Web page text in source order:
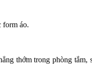
form áo.
thớm trong phòng